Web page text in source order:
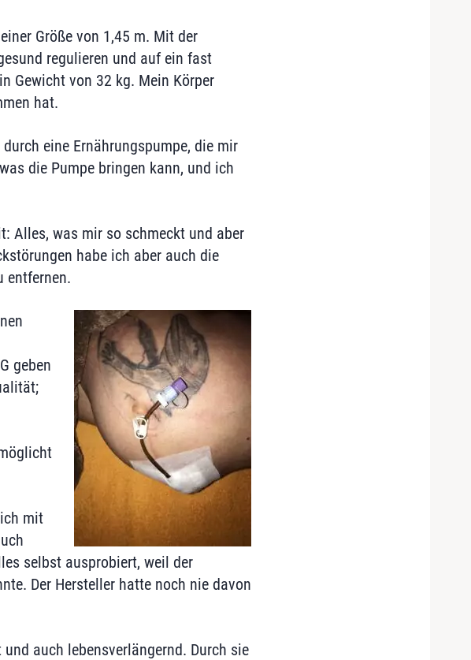
Größe von 1,45 m. Mit der
regulieren und auf ein fast
Gewicht von 32 kg. Mein Körper
hat.
eine Ernährungspumpe, die mir
die Pumpe bringen kann, und ich
Alles, was mir so schmeckt und aber
habe ich aber auch die
entfernen.
geben
mit
selbst ausprobiert, weil der
Der Hersteller hatte noch nie davon
auch lebensverlängernd. Durch sie